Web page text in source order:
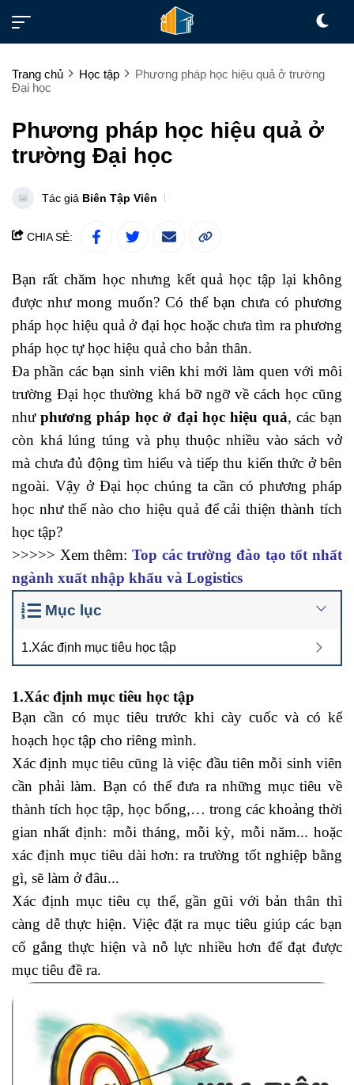
Trang chủ Học tập
Phương pháp học hiệu quả ở trường
Đại học
Phương pháp học hiệu quả ở
trường Đại học
Tác giả Biên Tập Viên
CHIA SẺ:
Bạn rất chăm học nhưng kết quả học tập lại không
được như mong muốn? Có thể bạn chưa có phương
pháp học hiệu quả ở đại học hoặc chưa tìm ra phương
pháp học tự học hiệu quả cho bản thân.
Đa phần các bạn sinh viên khi mới làm quen với môi
trường Đại học thường khá bỡ ngỡ về cách học cũng
nhưphương pháp học ở đại học hiệu quả, các bạn
còn khá lúng túng và phụ thuộc nhiều vào sách vở
mà chưa đủ động tìm hiểu và tiếp thu kiến thức ở bên
ngoài. Vậy ở Đại học chúng ta cần có phương pháp
học như thế nào cho hiệu quả để cải thiện thành tích
học tập?
>>>>> Xem thêm: Top các trường đào tạo tốt nhất
ngành xuất nhập khẩu và Logistics
Mục lục
1.Xác định mục tiêu học tập
1.Xác định mục tiêu học tập
Bạn cần có mục tiêu trước khi cày cuốc và có kế
hoạch học tập cho riêng mình.
Xác định mục tiêu cũng là việc đầu tiên mỗi sinh viên
cần phải làm. Bạn có thể đưa ra những mục tiêu về
thành tích học tập, học bổng,… trong các khoảng thời
gian nhất định: mỗi tháng, mỗi kỳ, mỗi năm... hoặc
xác định mục tiêu dài hơn: ra trường tốt nghiệp bằng
gì, sẽ làm ở đâu...
Xác định mục tiêu cụ thể, gần gũi với bản thân thì
càng dễ thực hiện. Việc đặt ra mục tiêu giúp các bạn
cố gắng thực hiện và nỗ lực nhiều hơn để đạt được
mục tiêu đề ra.